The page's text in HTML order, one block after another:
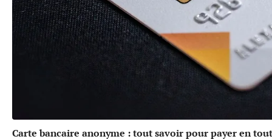
Carte bancaire anonyme : tout savoir pour payer en